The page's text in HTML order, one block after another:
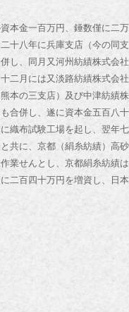
本金一百万円、錘数僅に二
十八年に兵庫支店（今の同
し、同月又河州紡績株式会
二月には又淡路紡績株式会
本の三支店）及び中津紡績
合併し、遂に資本金五百八
織布試験工場を起し、翌年
共に、京都（絹糸紡績）高
業せんとし、京都絹糸紡績
二百四十万円を増資し、日